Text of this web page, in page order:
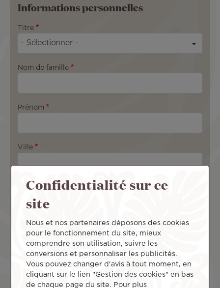
Informations personnelles
Titre
Nom de famille
Prénom
Ville
E-mail
Numéro de téléphone
F
r
a
n
c
+33
Pour mieux vous connaître
Confidentialité sur ce
site
Nous et nos partenaires déposons des cookies
pour le fonctionnement du site, mieux
comprendre son utilisation, suivre les
conversions et personnaliser les publicités.
Vous pouvez changer d'avis à tout moment, en
cliquant sur le lien "Gestion des cookies" en bas
de chaque page du site. Pour plus